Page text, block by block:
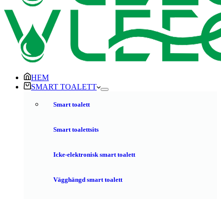
HEM
SMART TOALETT
Smart toalett
Smart toalettsits
Icke-elektronisk smart toalett
Vägghängd smart toalett